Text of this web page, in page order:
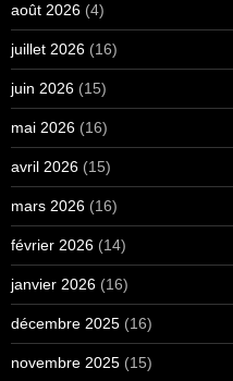
août 2026 (4)
juillet 2026 (16)
juin 2026 (15)
mai 2026 (16)
avril 2026 (15)
mars 2026 (16)
février 2026 (14)
janvier 2026 (16)
décembre 2025 (16)
novembre 2025 (15)